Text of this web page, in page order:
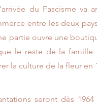
du Fascisme va
entre les deux
partie ouvre une
le reste de la famille
la culture de la fleur en
seront dès 1964